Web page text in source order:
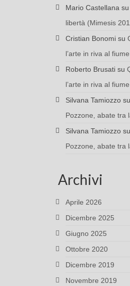
Mario Castellana su
libertà (Mimesis
Cristian Bonomisu
l’arte in riva al fiume
Roberto Brusatisu
l’arte in riva al fiume
Silvana Tamiozzosu
Pozzone, abate tra
Silvana Tamiozzosu
Pozzone, abate tra
Archivi
Aprile 2026
Dicembre 2025
Giugno 2025
Ottobre 2020
Dicembre 2019
Novembre 2019